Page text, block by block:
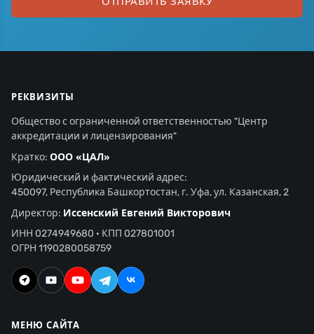
РЕКВИЗИТЫ
Общество с ограниченной ответственностью "Центр
аккредитации и лицензирования"
Кратко: ООО «ЦАЛ»
Юридический и фактический адрес:
450097, Республика Башкортостан, г. Уфа, ул. Казанская, 2
Директор: Иссенский Евгений Викторович
ИНН 0274949680 · КПП 027801001
ОГРН 1190280058759
МЕНЮ САЙТА